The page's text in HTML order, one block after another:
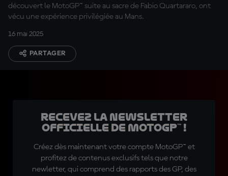
découvert le MotoGP™ suite au sacre de Fabio Quartararo, ont
vécu une expérience privilégiée au Mans.
16 mai 2025
PARTAGER
Recevez la Newsletter
officielle de MotoGP™ !
Créez dès maintenant votre compte MotoGP™ et
profitez de contenus exclusifs tels que notre
newletter, qui comprend des rapports des GP, des